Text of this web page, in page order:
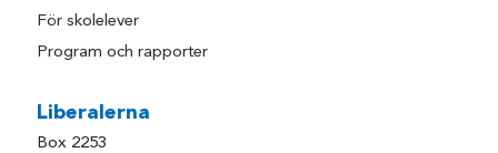
För skolelever
Program och rapporter
Liberalerna
Box 2253